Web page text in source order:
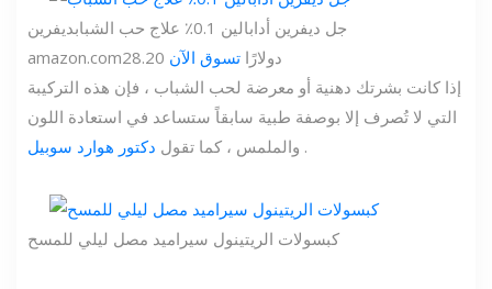
جل ديفرين أدابالين 0.1٪ علاج حب الشباب
ديفرين
amazon.com
28.20 دولارًا تسوق الآن
إذا كانت بشرتك دهنية أو معرضة لحب الشباب ، فإن هذه التركيبة
التي لا تُصرف إلا بوصفة طبية سابقاً ستساعد في استعادة اللون
والملمس ، كما تقول دكتور هوارد سوبيل .
كبسولات الريتينول سيراميد مصل ليلي للمسح